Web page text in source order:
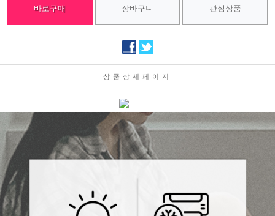
바로구매 장바구니 관심상품
상품상세페이지